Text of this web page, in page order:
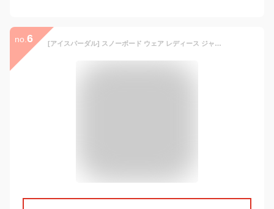
no. 6 [アイスパーダル] スノーボード ウェア レディース ジャケット 単品 全6色 3サイズ WS-WL 耐水圧20,000mm ICJ-821 Kターコイズ WLサイズ スノーウェア スノボウェア スキーウェア ウエア 女性用 スノボーウェア 19-20 スノボ ウェア スキー ウェア ジャケット 滑雪服